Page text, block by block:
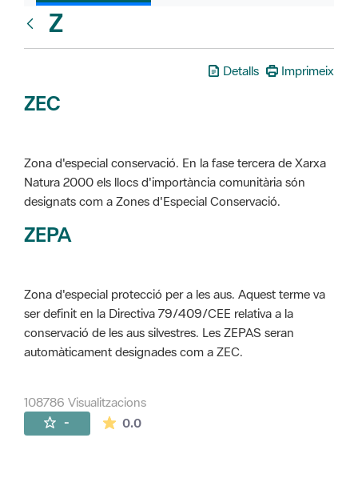
Z
Detalls Imprimeix
ZEC
Zona d'especial conservació. En la fase tercera de Xarxa
Natura 2000 els llocs d'importància comunitària són
designats com a Zones d'Especial Conservació.
ZEPA
Zona d'especial protecció per a les aus. Aquest terme va
ser definit en la Directiva 79/409/CEE relativa a la
conservació de les aus silvestres. Les ZEPAS seran
automàticament designades com a ZEC.
108786 Visualitzacions
- 0.0La mitjana de les valoracions és de 0